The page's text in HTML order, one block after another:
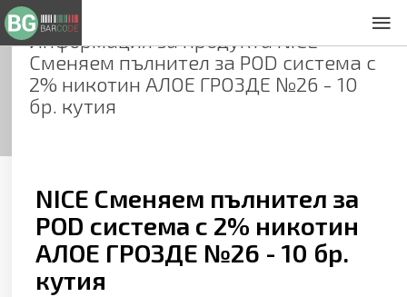
Информация за продуктаNICE
Сменяем пълнител за POD система с
2% никотин АЛОЕ ГРОЗДЕ №26 - 10
бр. кутия
NICE Сменяем пълнител за
POD система с 2% никотин
АЛОЕ ГРОЗДЕ №26 - 10 бр.
кутия
Общи условия
Декларация за проверителност